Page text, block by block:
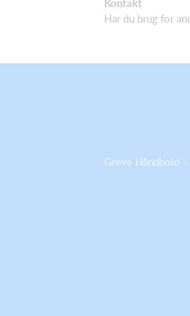
Kontakt
Har du brug for
Greve Håndbold